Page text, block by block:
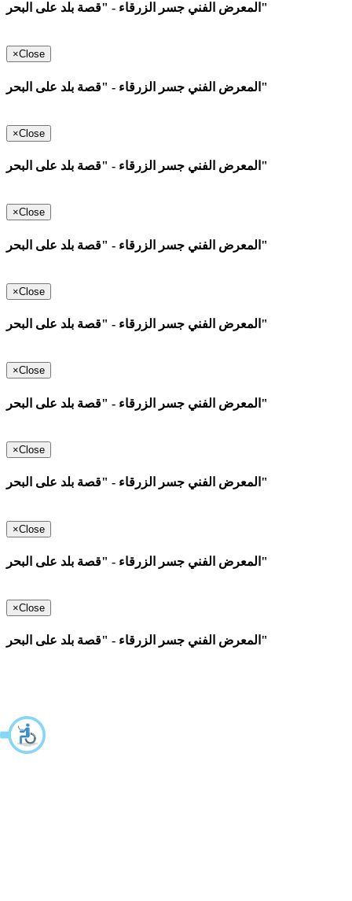
المعرض الفني جسر الزرقاء - "قصة بلد على البحر"
×Close
المعرض الفني جسر الزرقاء - "قصة بلد على البحر"
×Close
المعرض الفني جسر الزرقاء - "قصة بلد على البحر"
×Close
المعرض الفني جسر الزرقاء - "قصة بلد على البحر"
×Close
المعرض الفني جسر الزرقاء - "قصة بلد على البحر"
×Close
المعرض الفني جسر الزرقاء - "قصة بلد على البحر"
×Close
المعرض الفني جسر الزرقاء - "قصة بلد على البحر"
×Close
المعرض الفني جسر الزرقاء - "قصة بلد على البحر"
×Close
المعرض الفني جسر الزرقاء - "قصة بلد على البحر"